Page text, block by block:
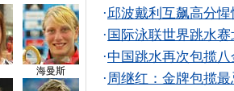
海曼斯
·邱波戴利互飙高分
· 国际泳联世界跳水
·中国跳水再次包揽
· 周继红：金牌包揽